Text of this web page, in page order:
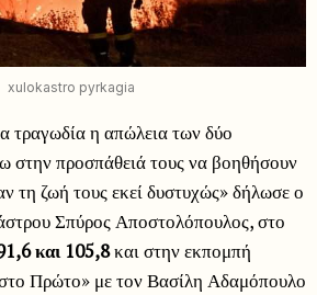
xulokastro pyrkagia
τραγωδία η απώλεια των δύο
στην προσπάθειά τους να βοηθήσουν
τη ζωή τους εκεί δυστυχώς» δήλωσε ο
Σπύρος Αποστολόπουλος, στο
και 105,8και στην εκπομπή
Πρώτο» με τον Βασίλη Αδαμόπουλο